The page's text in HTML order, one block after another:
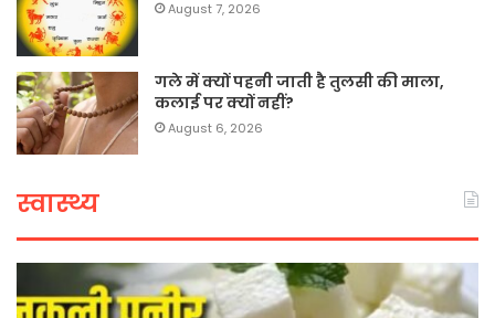
August 7, 2026
गले में क्यों पहनी जाती है तुलसी की माला,
कलाई पर क्यों नहीं?
August 6, 2026
स्वास्थ्य